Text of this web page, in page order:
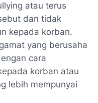
atau terus
dan tidak
kepada korban.
yang berusaha
cara
korban atau
lebih mempunyai